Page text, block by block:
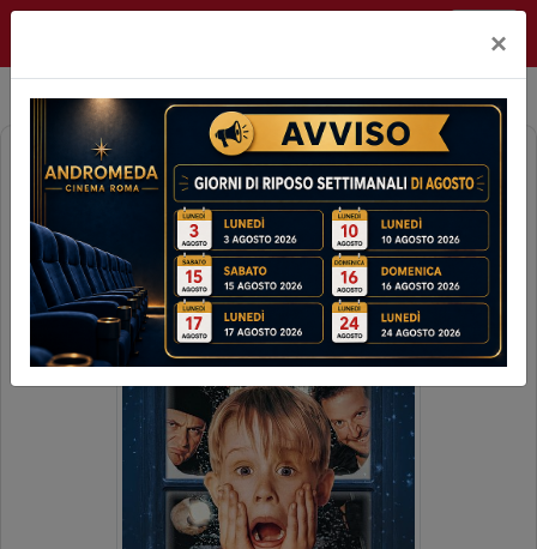
MAMMA, HO PERSO L'AEREO
(35°ANNIVERSARIO) (1H43')
EVENTO 10
×